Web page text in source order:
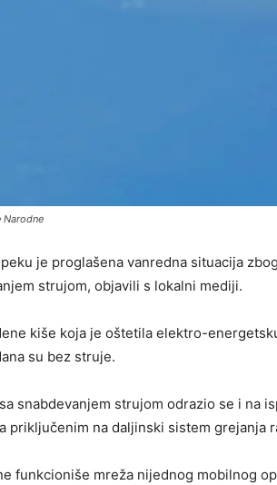
Narodne
je proglašena vanredna situacija
strujom, objavili s lokalni mediji.
kiše koja je oštetila elektro-
su bez struje.
snabdevanjem strujom odrazio se i na
priključenim na daljinski sistem grejanja
funkcioniše mreža nijednog mobilnog